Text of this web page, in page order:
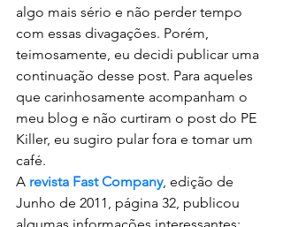
algo mais sério e não perder tempo
com essas divagações. Porém,
teimosamente, eu decidi publicar uma
continuação desse post. Para aqueles
que carinhosamente acompanham o
meu blog e não curtiram o post do PE
Killer, eu sugiro pular fora e tomar um
café.
A revista Fast Company, edição de
Junho de 2011, página 32, publicou